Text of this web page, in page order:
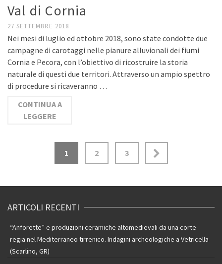
Val di Cornia
27 SETTEMBRE 2018
Nei mesi di luglio ed ottobre 2018, sono state condotte due
campagne di carotaggi nelle pianure alluvionali dei fiumi
Cornia e Pecora, con l’obiettivo di ricostruire la storia
naturale di questi due territori. Attraverso un ampio spettro
di procedure si ricaveranno …
CONTINUA A
LEGGERE
1 2 3
ARTICOLI RECENTI
“Anforette” e produzioni ceramiche altomedievali da una corte
regia nel Mediterraneo tirrenico. Indagini archeologiche a Vetricella
(Scarlino, GR)